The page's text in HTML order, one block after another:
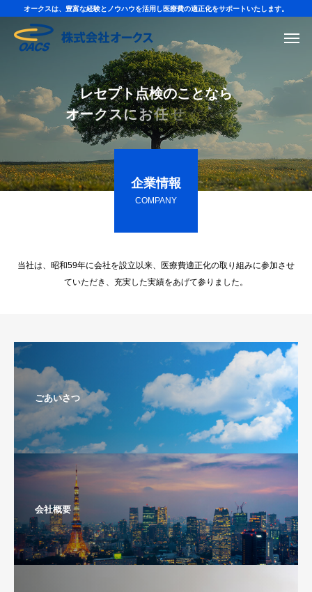
株式会社オークス
オークスは、豊富な経験とノウハウを活用し医療費の適正化をサポートいたします。
レセプト点検のことなら
オークスにお任せください。
企業情報
COMPANY
当社は、昭和59年に会社を設立以来、医療費適正化の取り組みに参加させ
ていただき、充実した実績をあげて参りました。
ごあいさつ
会社概要